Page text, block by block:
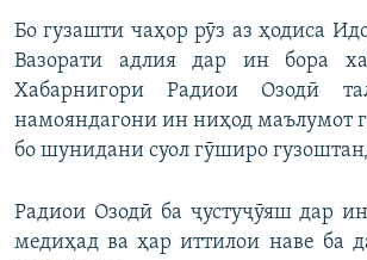
Бо гузашти чаҳор рӯз аз ҳодиса
Вазорати адлия дар ин бора
Хабарнигори Радиои Озодӣ
намояндагони ин ниҳод маълумот
бо шунидани суол гӯширо
Радиои Озодӣ ба ҷустуҷӯяш дар
медиҳад ва ҳар иттилои наве ба